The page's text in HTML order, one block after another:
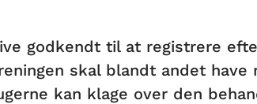
godkendt til at registrere
skal blandt andet have
kan klage over den